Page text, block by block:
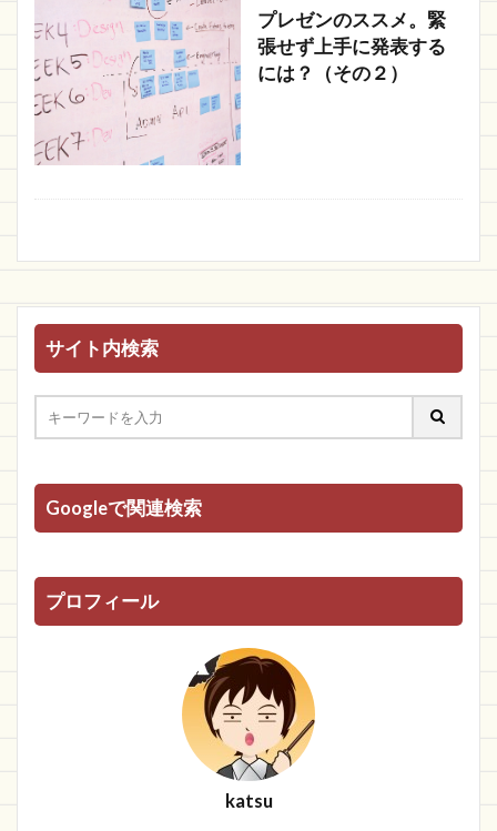
プレゼンのススメ。緊
張せず上手に発表する
には？（その２）
サイト内検索
Googleで関連検索
プロフィール
katsu